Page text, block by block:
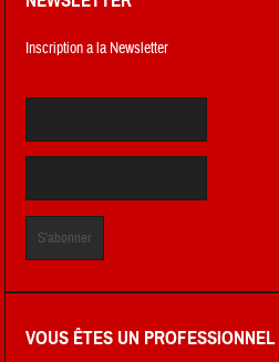
Inscription a la Newsletter
VOUS ÊTES UN